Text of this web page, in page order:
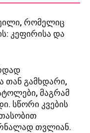
რომელიც
კეფირისა და
თან გამხდარი,
მაგრამ
სწორი კვების
თვლიან.